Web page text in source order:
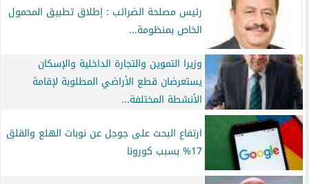
رئيس مصلحة الضرائب : إطلاق تطبيق المحمول
الخاص بمنظومة...
وزيرا التموين والتجارة الداخلية والإسكان
يستعرضان قطع الأراضي المطلوبة لإقامة
الأنشطة المختلفة...
ارتفاع البحث على جوجل عن نوبات الهلع والقلق
17% بسبب كورونا